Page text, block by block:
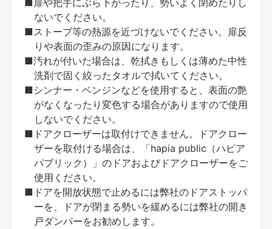
■扉や把手にぶら下がったり、勢いよく閉めたりし
ないでください。
■ストーブ等の熱源を近づけないでください。扉反
りや表面の歪みの原因になります。
■汚れが付いた場合は、乾拭きもしくは薄めた中性
洗剤で固く絞ったタオルで拭いてください。
■シンナー・ベンジンなどを使用すると、表面の艶
がなくなったり変色する場合がありますので使用
しないでください。
■ドアクローザーは取付けできません。ドアクロー
ザーを取付ける場合は、「hapia public（ハピア
パブリック）」のドアおよびドアクローザーをご
使用ください。
■ドアを開放状態で止めるには弊社のドアストッパ
ーを、ドアが閉まる勢いを緩めるには弊社の開き
戸ダンパーをお勧めします。